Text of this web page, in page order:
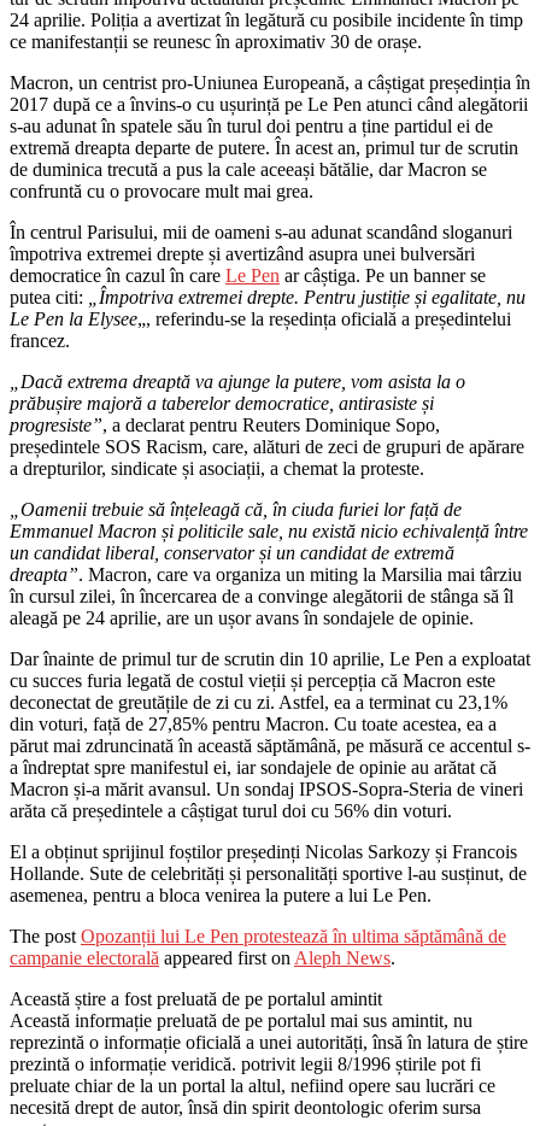
24 aprilie. Poliția a avertizat în legătură cu posibile incidente în timp
ce manifestanții se reunesc în aproximativ 30 de orașe.
Macron, un centrist pro-Uniunea Europeană, a câștigat președinția în
2017 după ce a învins-o cu ușurință pe Le Pen atunci când alegătorii
s-au adunat în spatele său în turul doi pentru a ține partidul ei de
extremă dreapta departe de putere. În acest an, primul tur de scrutin
de duminica trecută a pus la cale aceeași bătălie, dar Macron se
confruntă cu o provocare mult mai grea.
În centrul Parisului, mii de oameni s-au adunat scandând sloganuri
împotriva extremei drepte și avertizând asupra unei bulversări
democratice în cazul în care Le Pen ar câștiga. Pe un banner se
putea citi:
„Împotriva extremei drepte. Pentru justiție și egalitate, nu
Le Pen la Elysee„, referindu-se la reședința oficială a președintelui
francez.
„Dacă extrema dreaptă va ajunge la putere, vom asista la o
prăbușire majoră a taberelor democratice, antirasiste și
progresiste”, a declarat pentru Reuters Dominique Sopo,
președintele SOS Racism, care, alături de zeci de grupuri de apărare
a drepturilor, sindicate și asociații, a chemat la proteste.
„Oamenii trebuie să înțeleagă că, în ciuda furiei lor față de
Emmanuel Macron și politicile sale, nu există nicio echivalență între
un candidat liberal, conservator și un candidat de extremă
dreapta”. Macron, care va organiza un miting la Marsilia mai târziu
în cursul zilei, în încercarea de a convinge alegătorii de stânga să îl
aleagă pe 24 aprilie, are un ușor avans în sondajele de opinie.
Dar înainte de primul tur de scrutin din 10 aprilie, Le Pen a exploatat
cu succes furia legată de costul vieții și percepția că Macron este
deconectat de greutățile de zi cu zi. Astfel, ea a terminat cu 23,1%
din voturi, față de 27,85% pentru Macron. Cu toate acestea, ea a
părut mai zdruncinată în această săptămână, pe măsură ce accentul s-
a îndreptat spre manifestul ei, iar sondajele de opinie au arătat că
Macron și-a mărit avansul. Un sondaj IPSOS-Sopra-Steria de vineri
arăta că președintele a câștigat turul doi cu 56% din voturi.
El a obținut sprijinul foștilor președinți Nicolas Sarkozy și Francois
Hollande. Sute de celebrități și personalități sportive l-au susținut, de
asemenea, pentru a bloca venirea la putere a lui Le Pen.
The post Opozanții lui Le Pen protestează în ultima săptămână de
campanie electorală appeared first on Aleph News.
Această știre a fost preluată de pe portalul amintit
Această informație preluată de pe portalul mai sus amintit, nu
reprezintă o informație oficială a unei autorități, însă în latura de știre
prezintă o informație veridică. potrivit legii 8/1996 știrile pot fi
preluate chiar de la un portal la altul, nefiind opere sau lucrări ce
necesită drept de autor, însă din spirit deontologic oferim sursa